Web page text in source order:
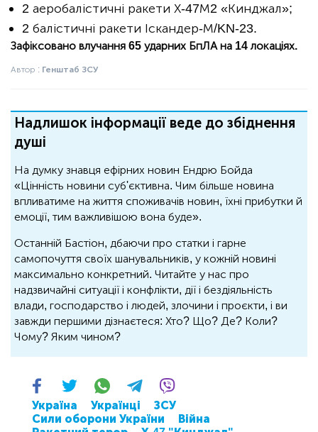
2 аеробалістичні ракети Х-47М2 «Кинджал»;
2 балістичні ракети Іскандер-М/KN-23.
Зафіксовано влучання 65 ударних БпЛА на 14 локаціях.
Автор : Генштаб ЗСУ
Надлишок інформації веде до збіднення
душі
На думку знавця ефірних новин Ендрю Бойда
«Цінність новини суб'єктивна. Чим більше новина
впливатиме на життя споживачів новин, їхні прибутки й
емоції, тим важливішою вона буде».
Останній Бастіон, дбаючи про статки і гарне
самопочуття своїх шанувальників, у кожній новині
максимально конкретний. Читайте у нас про
надзвичайні ситуації і конфлікти, дії і бездіяльність
влади, господарство і людей, злочини і проєкти, і ви
завжди першими дізнаєтеся: Хто? Що? Де? Коли?
Чому? Яким чином?
Україна Українці
ЗСУ
Сили оборони України
Війна